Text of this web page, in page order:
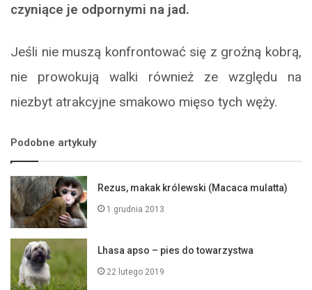
czyniące je odpornymi na jad.
Jeśli nie muszą konfrontować się z groźną kobrą,
nie prowokują walki również ze względu na
niezbyt atrakcyjne smakowo mięso tych węży.
Podobne artykuły
Rezus, makak królewski (Macaca mulatta)
1 grudnia 2013
Lhasa apso – pies do towarzystwa
22 lutego 2019